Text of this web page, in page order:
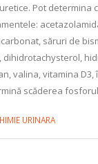
Pot determina
săruri de
dihidrotachysterol,
valina, vitamina D3,
scăderea
URINARA